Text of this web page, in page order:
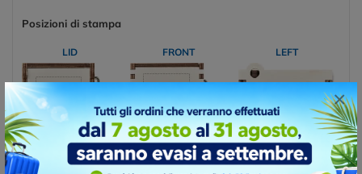
×
Posizioni di stampa
LID FRONT LEFT
BACK